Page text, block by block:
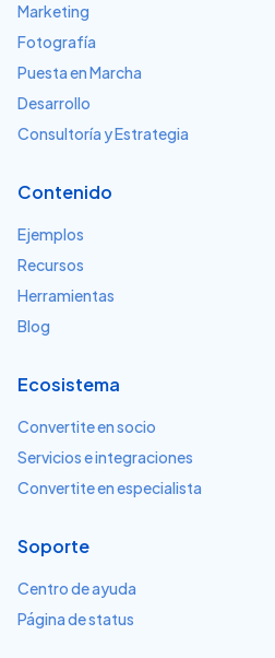
Marketing
Fotografía
Puesta en Marcha
Desarrollo
Consultoría y Estrategia
Contenido
Ejemplos
Recursos
Herramientas
Blog
Ecosistema
Convertite en socio
Servicios e integraciones
Convertite en especialista
Soporte
Centro de ayuda
Página de status